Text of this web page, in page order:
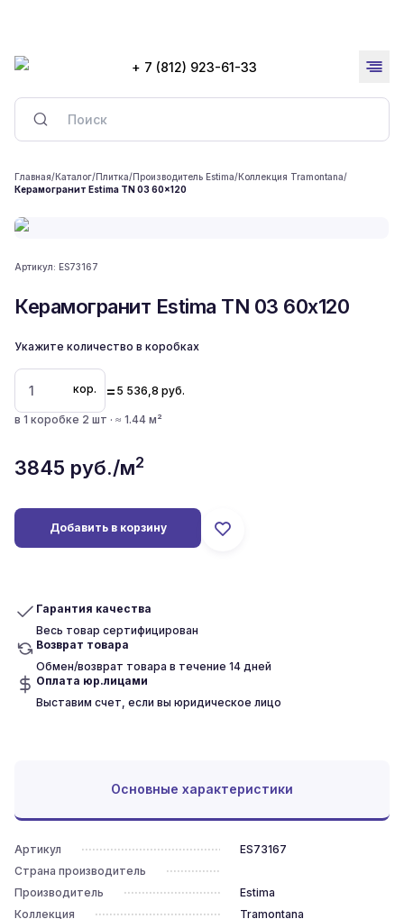
+ 7 (812) 923-61-33
Главная/Каталог/Плитка/Производитель Estima/Коллекция Tramontana/
Керамогранит Estima TN 03 60x120
Артикул: ES73167
Керамогранит Estima TN 03 60x120
Укажите количество в коробках
кор. = 5 536,8 руб.
в 1 коробке 2 шт · ≈ 1.44 м²
3845 руб./м2
Добавить в корзину
Гарантия качества
Весь товар сертифицирован
Возврат товара
Обмен/возврат товара в течение 14 дней
Оплата юр.лицами
Выставим счет, если вы юридическое лицо
Основные характеристики
Артикул
ES73167
Страна производитель
Производитель
Estima
Коллекция
Tramontana